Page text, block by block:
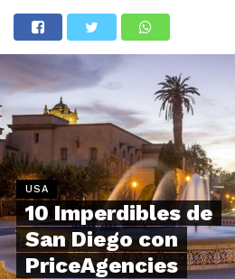
USA
10 Imperdibles de
San Diego con
PriceAgencies